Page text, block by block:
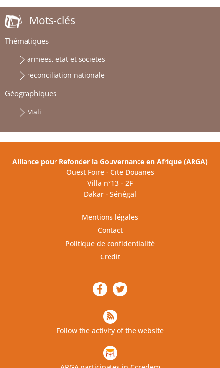
Mots-clés
Thématiques
armées, état et sociétés
reconciliation nationale
Géographiques
Mali
Alliance pour Refonder la Gouvernance en Afrique (ARGA)
Ouest Foire - Cité Douanes
Villa n°13 - 2F
Dakar - Sénégal
Mentions légales
Contact
Politique de confidentialité
Crédit
Follow the activity of the website